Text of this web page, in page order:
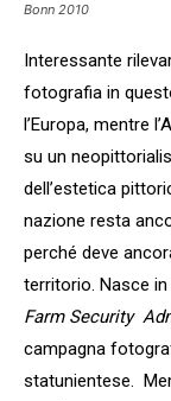
Bonn 2010
Interessante
fotografia in
l’Europa, mentre
su un
dell’estetica
nazione resta
perché deve
territorio. Nasce
Farm Security
campagna
statunientese.